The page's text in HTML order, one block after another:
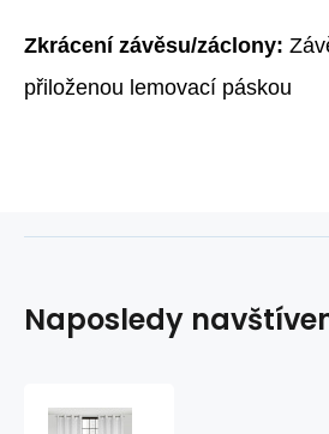
Zkrácení závěsu/záclony:
přiloženou lemovací páskou
Naposledy